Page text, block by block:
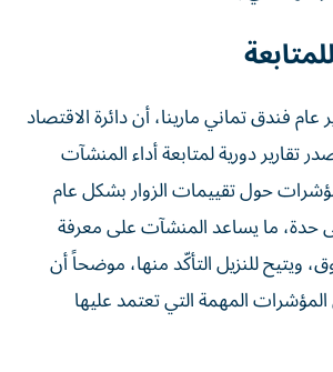
فندق تماني مارينا، أن دائرة الاقتصاد
تقارير دورية لمتابعة أداء المنشآت
حول تقييمات الزوار بشكل عام
حدة، ما يساعد المنشآت على معرفة
ويتيح للنزيل التأكّد منها، موضحاً أن
المهمة التي تعتمد عليها